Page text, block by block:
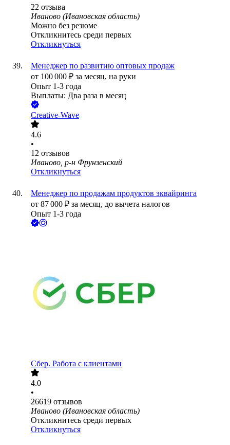
22 отзыва
Иваново (Ивановская область)
Можно без резюме
Откликнитесь среди первых
Откликнуться
Менеджер по развитию оптовых продаж
от 100 000 ₽ за месяц, на руки
Опыт 1-3 года
Выплаты: Два раза в месяц
Creative-Wave
4.6
•
12 отзывов
Иваново, р-н Фрунзенский
Откликнуться
Менеджер по продажам продуктов эквайринга
от 87 000 ₽ за месяц, до вычета налогов
Опыт 1-3 года
Сбер. Работа с клиентами
4.0
•
26619 отзывов
Иваново (Ивановская область)
Откликнитесь среди первых
Откликнуться